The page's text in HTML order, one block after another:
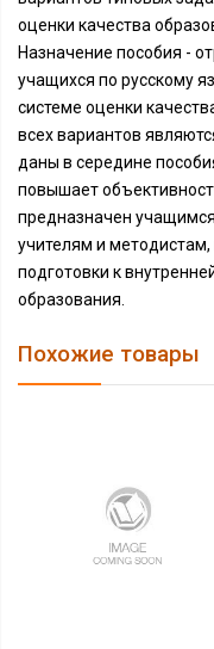
оценки качества
Назначение пособия -
учащихся по русскому
системе оценки
всех вариантов
даны в середине
повышает
предназначен
учителям и
подготовки к
образования.
Похожие товары